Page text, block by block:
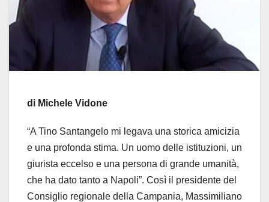
di Michele Vidone
“A Tino Santangelo mi legava una storica amicizia
e una profonda stima. Un uomo delle istituzioni, un
giurista eccelso e una persona di grande umanità,
che ha dato tanto a Napoli”. Così il presidente del
Consiglio regionale della Campania, Massimiliano